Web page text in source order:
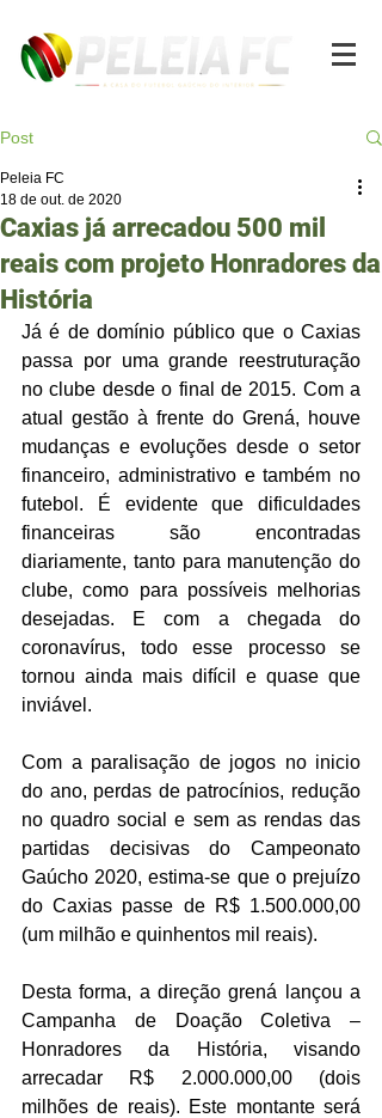
Post
Caxias já arrecadou 500 mil
reais com projeto Honradores da
História
Peleia FC
18 de out. de 2020
Já é de domínio público que o Caxias
passa por uma grande reestruturação
no clube desde o final de 2015. Com a
atual gestão à frente do Grená, houve
mudanças e evoluções desde o setor
financeiro, administrativo e também no
futebol. É evidente que dificuldades
financeiras são encontradas
diariamente, tanto para manutenção do
clube, como para possíveis melhorias
desejadas. E com a chegada do
coronavírus, todo esse processo se
tornou ainda mais difícil e quase que
inviável.
Com a paralisação de jogos no inicio
do ano, perdas de patrocínios, redução
no quadro social e sem as rendas das
partidas decisivas do Campeonato
Gaúcho 2020, estima-se que o prejuízo
do Caxias passe de R$ 1.500.000,00
(um milhão e quinhentos mil reais).
Desta forma, a direção grená lançou a
Campanha de Doação Coletiva –
Honradores da História, visando
arrecadar R$ 2.000.000,00 (dois
milhões de reais). Este montante será